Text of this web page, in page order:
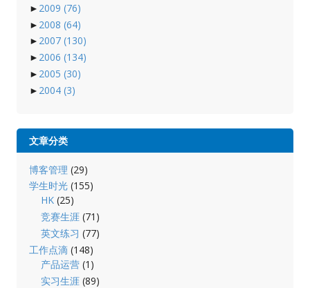
► 2009 (76)
► 2008 (64)
► 2007 (130)
► 2006 (134)
► 2005 (30)
► 2004 (3)
文章分类
博客管理 (29)
学生时光(155)
HK (25)
竞赛生涯 (71)
英文练习 (77)
工作点滴(148)
产品运营 (1)
实习生涯 (89)